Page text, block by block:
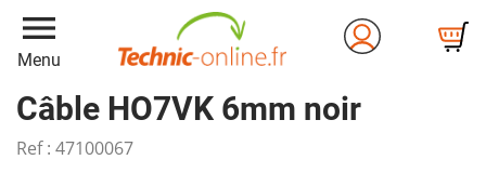
menu
Menu
Câble HO7VK 6mm noir
Ref : 47100067